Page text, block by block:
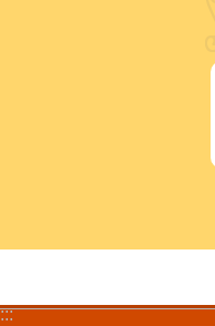
:::